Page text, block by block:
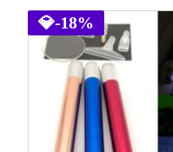
💎-18%